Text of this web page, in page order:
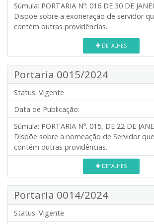
Súmula: PORTARIA Nº: 016 DE 30 DE
Dispõe sobre a exoneração de servidor
contém outras providências.
DETALHES
Portaria 0015/2024
Status: Vigente
Data de Publicação:
Súmula: PORTARIA Nº. 015, DE 22 DE
Dispõe sobre a nomeação de Servidor
contém outras providências.
DETALHES
Portaria 0014/2024
Status: Vigente